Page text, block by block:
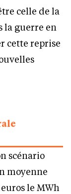
celle de la
la guerre en
cette reprise
scénario
moyenne
le MWh